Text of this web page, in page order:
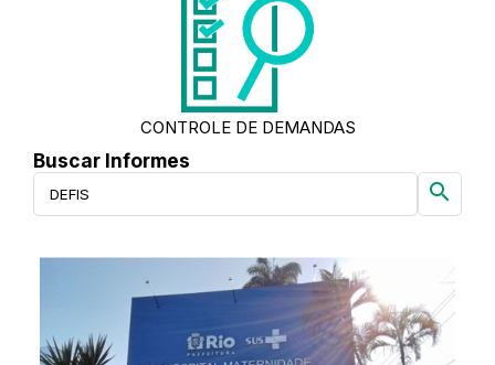
CONTROLE DE DEMANDAS
Buscar Informes
search